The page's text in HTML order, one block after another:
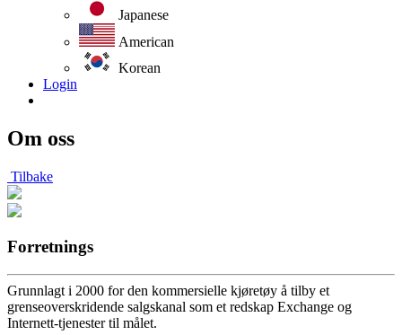
Japanese
American
Korean
Login
Om oss
Tilbake
Forretnings
Grunnlagt i 2000 for den kommersielle kjøretøy å tilby et
grenseoverskridende salgskanal som et redskap Exchange og
Internett-tjenester til målet.